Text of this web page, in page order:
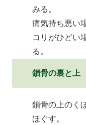
みる。
痛気持ち悪い
コリがひどい
る。
鎖骨の裏と上
鎖骨の上のく
ほぐす。